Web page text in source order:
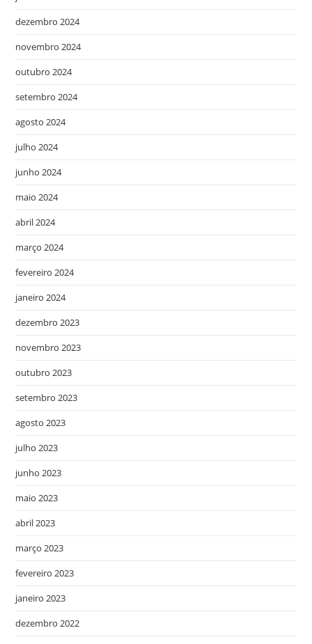
dezembro 2024
novembro 2024
outubro 2024
setembro 2024
agosto 2024
julho 2024
junho 2024
maio 2024
abril 2024
março 2024
fevereiro 2024
janeiro 2024
dezembro 2023
novembro 2023
outubro 2023
setembro 2023
agosto 2023
julho 2023
junho 2023
maio 2023
abril 2023
março 2023
fevereiro 2023
janeiro 2023
dezembro 2022